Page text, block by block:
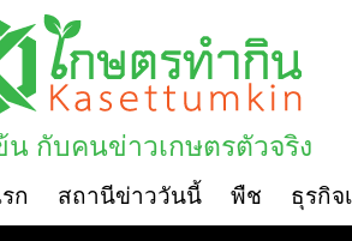
น กับคนข่าวเกษตรตัวจริง
ก สถานีข่าววันนี้ พืช ธุรกิจ